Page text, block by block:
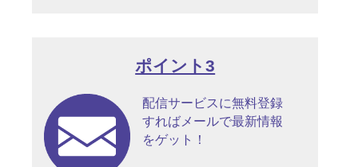
ポイント3
配信サービスに無料登録
すればメールで最新情報
をゲット！